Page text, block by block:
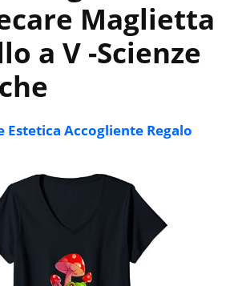
Maglietta
a V -Scienze
Estetica Accogliente Regalo